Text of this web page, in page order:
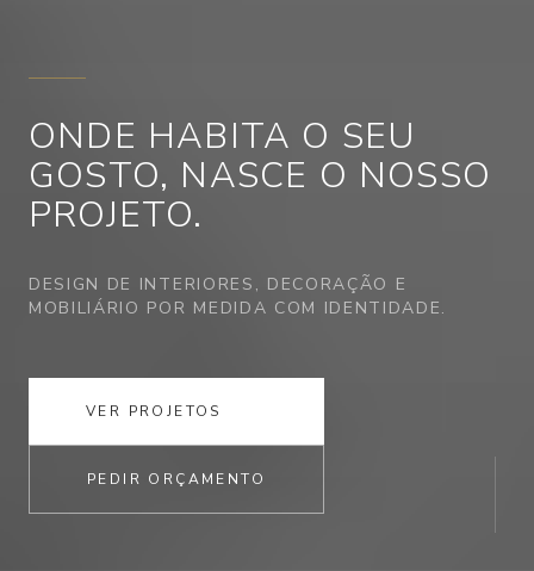
ONDE HABITA O SEU
GOSTO, NASCE O NOSSO
PROJETO.
DESIGN DE INTERIORES, DECORAÇÃO E
MOBILIÁRIO POR MEDIDA COM IDENTIDADE.
VER PROJETOS
PEDIR ORÇAMENTO